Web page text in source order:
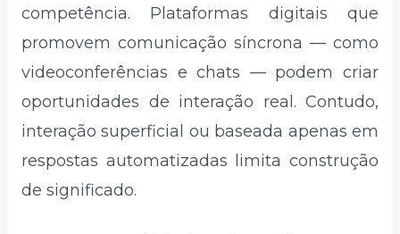
competência. Plataformas digitais que
promovem comunicação síncrona — como
videoconferências e chats — podem criar
oportunidades de interação real. Contudo,
interação superficial ou baseada apenas em
respostas automatizadas limita construção
de significado.